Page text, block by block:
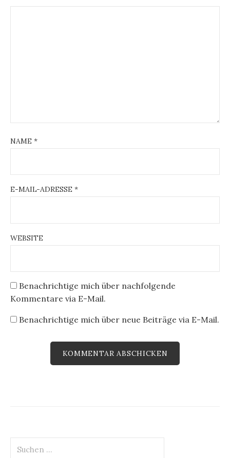
NAME *
E-MAIL-ADRESSE *
WEBSITE
Benachrichtige mich über nachfolgende
Kommentare via E-Mail.
Benachrichtige mich über neue Beiträge via E-Mail.
nach: